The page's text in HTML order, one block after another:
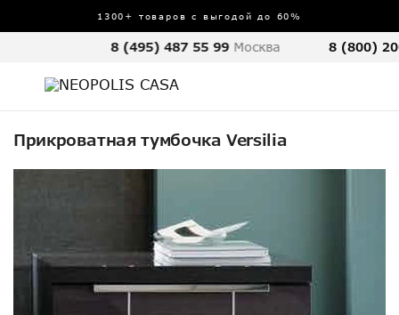
1300+ товаров с выгодой до 60%
8 (495) 487 55 99 Москва 8 (800)
Прикроватная тумбочка Versilia